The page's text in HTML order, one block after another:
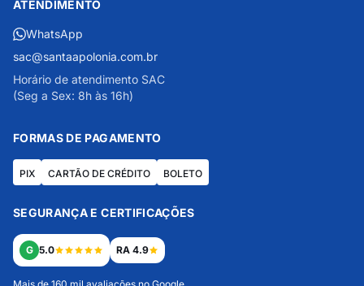
ATENDIMENTO
WhatsApp
sac@santaapolonia.com.br
Horário de atendimento SAC
(Seg a Sex: 8h às 16h)
FORMAS DE PAGAMENTO
PIX CARTÃO DE CRÉDITO BOLETO
SEGURANÇA E CERTIFICAÇÕES
G 5.0 RA 4.9